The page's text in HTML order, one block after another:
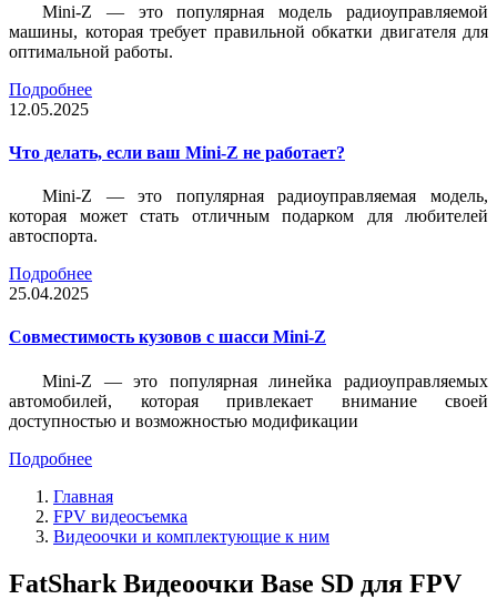
Mini-Z — это популярная модель радиоуправляемой
машины, которая требует правильной обкатки двигателя для
оптимальной работы.
Подробнее
12.05.2025
Что делать, если ваш Mini-Z не работает?
Mini-Z — это популярная радиоуправляемая модель,
которая может стать отличным подарком для любителей
автоспорта.
Подробнее
25.04.2025
Совместимость кузовов с шасси Mini-Z
Mini-Z — это популярная линейка радиоуправляемых
автомобилей, которая привлекает внимание своей
доступностью и возможностью модификации
Подробнее
Главная
FPV видеосъемка
Видеоочки и комплектующие к ним
FatShark Видеоочки Base SD для FPV